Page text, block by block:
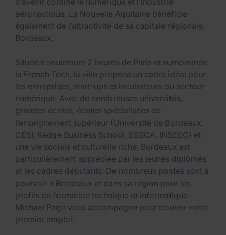
aéronautique. La Nouvelle Aquitaine bénéficie
également de l’attractivité de sa capitale régionale,
Bordeaux.
Située à seulement 2 heures de Paris et surnommée
la French Tech, la ville propose un cadre idéal pour
les entreprises, start-ups et incubateurs du secteur
numérique. Avec de nombreuses universités,
grandes écoles, écoles spécialisées de
l’enseignement supérieur (Université de Bordeaux,
CESI, Kedge Business School, ESSCA, INSEEC) et
une vie sociale et culturelle riche, Bordeaux est
particulièrement appréciée par les jeunes diplômés
et les cadres débutants. De nombreux postes sont à
pourvoir à Bordeaux et dans sa région pour les
profils de formation technique et informatique.
Michael Page vous accompagne pour trouver votre
premier emploi.